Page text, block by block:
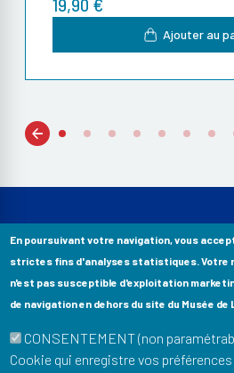
19,90 €
Ajouter au
1 2 3 4 5 6 7
Musée Postal
34 Boulevard de Vaugirard
Pour rester informé de notre
événements, offres boutique…
En poursuivant votre navigation, vous
strictes fins d'analyses statistiques. Votre
n'est pas susceptible d'exploitation
de navigation en dehors du site du Musée de
CONSENTEMENT (non
Cookie qui enregistre vos